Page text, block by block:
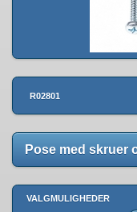
R02801
Pose med skruer
VALGMULIGHEDER